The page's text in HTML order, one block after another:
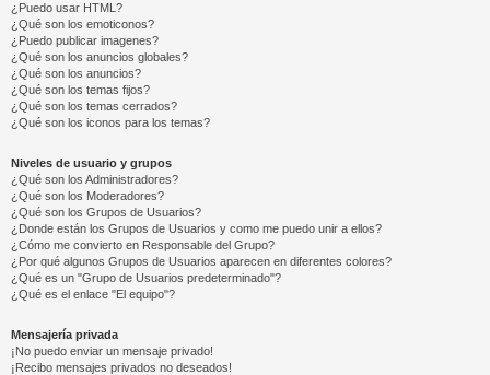
¿Puedo usar HTML?
¿Qué son los emoticonos?
¿Puedo publicar imagenes?
¿Qué son los anuncios globales?
¿Qué son los anuncios?
¿Qué son los temas fijos?
¿Qué son los temas cerrados?
¿Qué son los iconos para los temas?
Niveles de usuario y grupos
¿Qué son los Administradores?
¿Qué son los Moderadores?
¿Qué son los Grupos de Usuarios?
¿Donde están los Grupos de Usuarios y como me puedo unir a ellos?
¿Cómo me convierto en Responsable del Grupo?
¿Por qué algunos Grupos de Usuarios aparecen en diferentes colores?
¿Qué es un "Grupo de Usuarios predeterminado"?
¿Qué es el enlace "El equipo"?
Mensajería privada
¡No puedo enviar un mensaje privado!
¡Recibo mensajes privados no deseados!